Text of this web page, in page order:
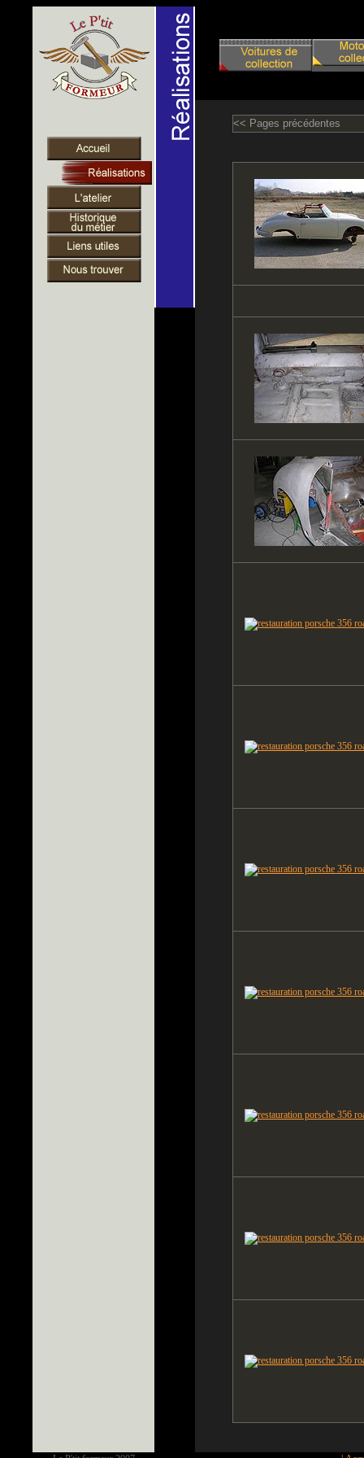
<< Pages précédentes